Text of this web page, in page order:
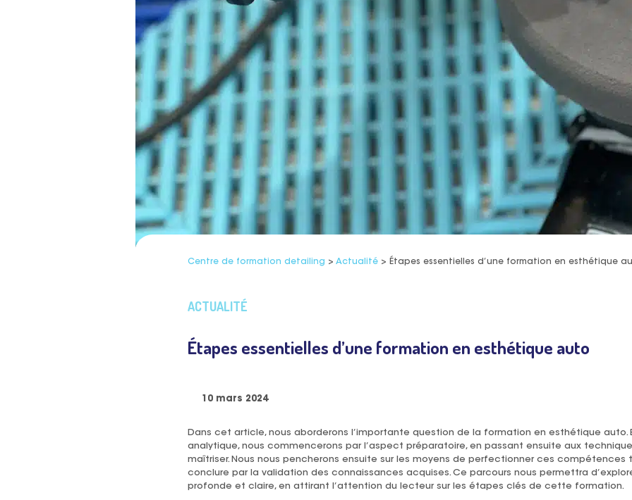
Centre de formation detailing > Actualité> Étapes essentielles d’une formation en esthétique
ACTUALITÉ
Étapes essentielles d’une formation en esthétique auto
10 mars 2024
Dans cet article, nous aborderons l’importante question de la formation en esthétique
analytique, nous commencerons par l’aspect préparatoire, en passant ensuite aux
maîtriser. Nous nous pencherons ensuite sur les moyens de perfectionner ces compétences
conclure par la validation des connaissances acquises. Ce parcours nous permettra
profonde et claire, en attirant l’attention du lecteur sur les étapes clés de cette formation.